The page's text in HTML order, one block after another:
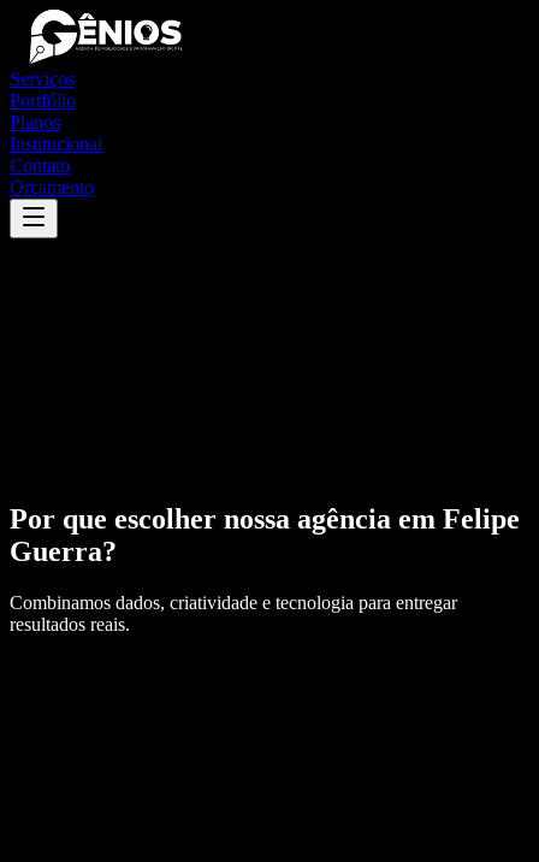
Serviços
Portfólio
Planos
Institucional
Contato
Orçamento
Por que escolher nossa agência em Felipe
Guerra?
Combinamos dados, criatividade e tecnologia para entregar
resultados reais.